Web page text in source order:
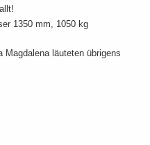
1350 mm, 1050 kg
läuteten übrigens